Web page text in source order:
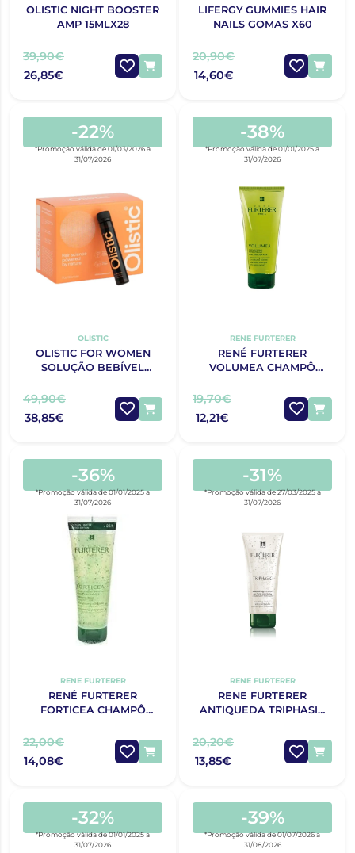
OLISTIC NIGHT BOOSTER
AMP 15MLX28
39,90€
26,85€
LIFERGY GUMMIES HAIR
NAILS GOMAS X60
20,90€
14,60€
-22%
*Promoção válida de 01/03/2026 a
31/07/2026
OLISTIC
OLISTIC FOR WOMEN
SOLUÇÃO BEBÍVEL
49,90€
38,85€
-38%
*Promoção válida de 01/01/2025 a
31/07/2026
RENE FURTERER
RENÉ FURTERER
VOLUMEA CHAMPÔ
19,70€
12,21€
-36%
*Promoção válida de 01/01/2025 a
31/07/2026
RENE FURTERER
RENÉ FURTERER
FORTICEA CHAMPÔ
22,00€
14,08€
-31%
*Promoção válida de 27/03/2025 a
31/07/2026
RENE FURTERER
RENE FURTERER
ANTIQUEDA TRIPHASIC
20,20€
13,85€
-32%
*Promoção válida de 01/01/2025 a
31/07/2026
-39%
*Promoção válida de 01/07/2026 a
31/08/2026